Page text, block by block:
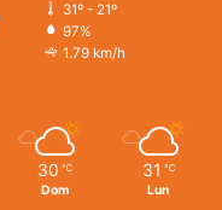
31º - 21º
97%
1.79 km/h
30 ℃
Dom
31 ℃
Lun